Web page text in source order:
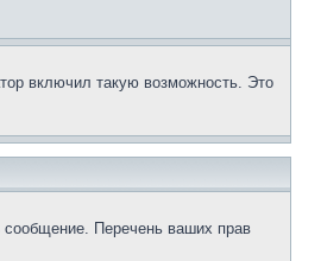
включил такую возможность. Это
Перечень ваших прав